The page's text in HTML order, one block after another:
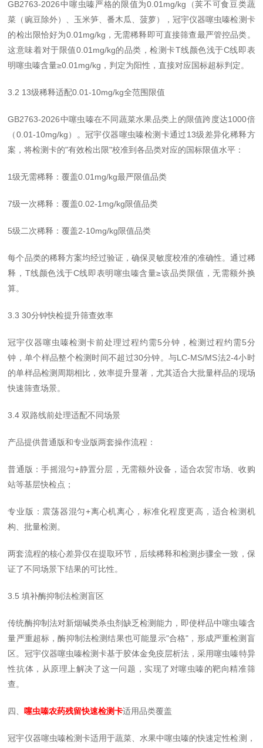
GB2763-2026中噻虫嗪严格的限值为0.01mg/kg（荚不可食豆类蔬
菜（豌豆除外）、玉米笋、番木瓜、菠萝），冠宇仪器噻虫嗪检测卡
的检出限恰好为0.01mg/kg，无需稀释即可直接筛查最严管控品类。
这意味着对于限值0.01mg/kg的品类，检测卡T线颜色浅于C线即表
明噻虫嗪含量≥0.01mg/kg，判定为阳性，直接对应国标超标判定。
3.2 13级稀释适配0.01-10mg/kg全范围限值
GB2763-2026中噻虫嗪在不同蔬菜水果品类上的限值跨度达1000倍
（0.01-10mg/kg）。冠宇仪器噻虫嗪检测卡通过13级差异化稀释方
案，将检测卡的"有效检出限"校准到各品类对应的国标限值水平：
1级无需稀释：覆盖0.01mg/kg最严限值品类
7级一次稀释：覆盖0.02-1mg/kg限值品类
5级二次稀释：覆盖2-10mg/kg限值品类
每个品类的稀释方案均经过验证，确保灵敏度校准的准确性。通过稀
释，T线颜色浅于C线即表明噻虫嗪含量≥该品类限值，无需额外换
算。
3.3 30分钟快检提升筛查效率
冠宇仪器噻虫嗪检测卡前处理过程约需5分钟，检测过程约需5分
钟，单个样品整个检测时间不超过30分钟。与LC-MS/MS法2-4小时
的单样品检测周期相比，效率提升显著，尤其适合大批量样品的现场
快速筛查场景。
3.4 双路线前处理适配不同场景
产品提供普通版和专业版两套操作流程：
普通版：手摇混匀+静置分层，无需额外设备，适合农贸市场、收购
站等基层快检点；
专业版：震荡器混匀+离心机离心，标准化程度更高，适合检测机
构、批量检测。
两套流程的核心差异仅在提取环节，后续稀释和检测步骤全一致，保
证了不同场景下结果的可比性。
3.5 填补酶抑制法检测盲区
传统酶抑制法对新烟碱类杀虫剂缺乏检测能力，即使样品中噻虫嗪含
量严重超标，酶抑制法检测结果也可能显示"合格"，形成严重检测盲
区。冠宇仪器噻虫嗪检测卡基于胶体金免疫层析法，采用噻虫嗪特异
性抗体，从原理上解决了这一问题，实现了对噻虫嗪的靶向精准筛
查。
四、 噻虫嗪农药残留快速检测卡适用品类覆盖
冠宇仪器噻虫嗪检测卡适用于蔬菜、水果中噻虫嗪的快速定性检测，